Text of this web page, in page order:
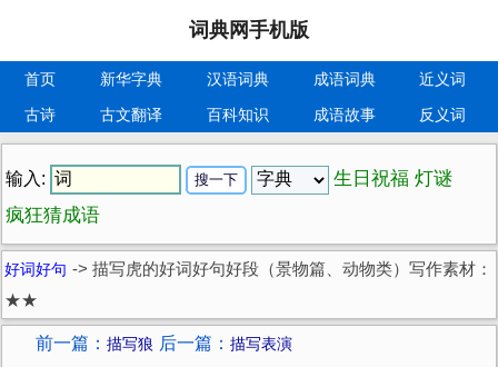
词典网手机版
首页 新华字典 汉语词典 成语词典
近义词
古诗
古文翻译 百科知识 成语故事 反义词
输入: 生日祝福 灯谜
疯狂猜成语
好词好句 -> 描写虎的好词好句好段（景物篇、动物类）写作素材：
★★
前一篇： 描写狼 后一篇： 描写表演